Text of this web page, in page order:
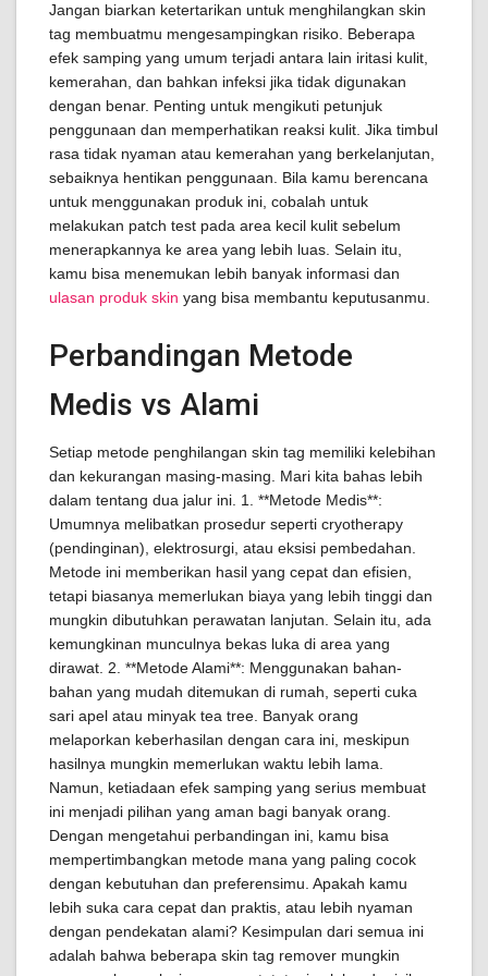
Jangan biarkan ketertarikan untuk menghilangkan skin
tag membuatmu mengesampingkan risiko. Beberapa
efek samping yang umum terjadi antara lain iritasi kulit,
kemerahan, dan bahkan infeksi jika tidak digunakan
dengan benar. Penting untuk mengikuti petunjuk
penggunaan dan memperhatikan reaksi kulit. Jika timbul
rasa tidak nyaman atau kemerahan yang berkelanjutan,
sebaiknya hentikan penggunaan. Bila kamu berencana
untuk menggunakan produk ini, cobalah untuk
melakukan patch test pada area kecil kulit sebelum
menerapkannya ke area yang lebih luas. Selain itu,
kamu bisa menemukan lebih banyak informasi dan
ulasan produk skin yang bisa membantu keputusanmu.
Perbandingan Metode
Medis vs Alami
Setiap metode penghilangan skin tag memiliki kelebihan
dan kekurangan masing-masing. Mari kita bahas lebih
dalam tentang dua jalur ini. 1. **Metode Medis**:
Umumnya melibatkan prosedur seperti cryotherapy
(pendinginan), elektrosurgi, atau eksisi pembedahan.
Metode ini memberikan hasil yang cepat dan efisien,
tetapi biasanya memerlukan biaya yang lebih tinggi dan
mungkin dibutuhkan perawatan lanjutan. Selain itu, ada
kemungkinan munculnya bekas luka di area yang
dirawat. 2. **Metode Alami**: Menggunakan bahan-
bahan yang mudah ditemukan di rumah, seperti cuka
sari apel atau minyak tea tree. Banyak orang
melaporkan keberhasilan dengan cara ini, meskipun
hasilnya mungkin memerlukan waktu lebih lama.
Namun, ketiadaan efek samping yang serius membuat
ini menjadi pilihan yang aman bagi banyak orang.
Dengan mengetahui perbandingan ini, kamu bisa
mempertimbangkan metode mana yang paling cocok
dengan kebutuhan dan preferensimu. Apakah kamu
lebih suka cara cepat dan praktis, atau lebih nyaman
dengan pendekatan alami? Kesimpulan dari semua ini
adalah bahwa beberapa skin tag remover mungkin